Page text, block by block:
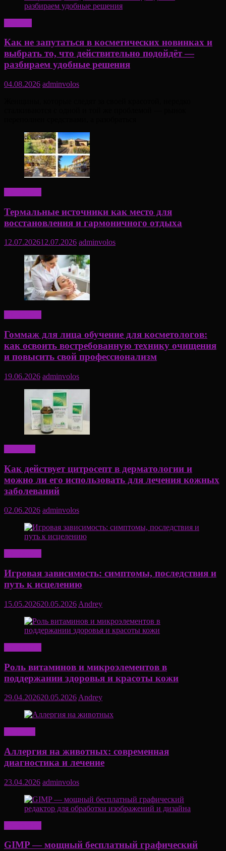
Как не запутаться в косметических новинках и
выбрать то, что действительно подойдёт —
разбираем удобные решения
04.08.2026 adminvolos
Термальные источники как место для
восстановления и гармоничного отдыха
12.07.202612.07.2026 adminvolos
Гоммаж для лица обучение для косметологов:
как освоить востребованную технику очищения
и повысить свой профессионализм
19.06.2026 adminvolos
Как действует цитросепт в дерматологии и
можно ли его использовать для лечения кожных
заболеваний
02.06.2026 adminvolos
Игровая зависимость: симптомы, последствия и
путь к исцелению
15.05.202620.05.2026 Andrey
Роль витаминов и микроэлементов в
поддержании здоровья и красоты кожи
29.04.202620.05.2026 Andrey
Аллергия на животных: современная
диагностика и лечение
23.04.2026 adminvolos
GIMP — мощный бесплатный графический